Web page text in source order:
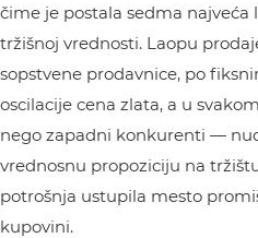
čime je postala sedma
tržišnoj vrednosti. Laopu
sopstvene prodavnice, po
oscilacije cena zlata, a u
nego zapadni konkurenti —
vrednosnu propoziciju na
potrošnja ustupila mesto
kupovini.